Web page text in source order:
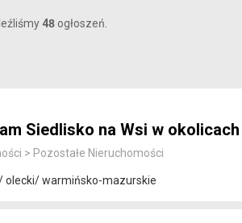
48 ogłoszeń.
Siedlisko na Wsi w okolicach
> Pozostałe Nieruchomości
olecki/ warmińsko-mazurskie